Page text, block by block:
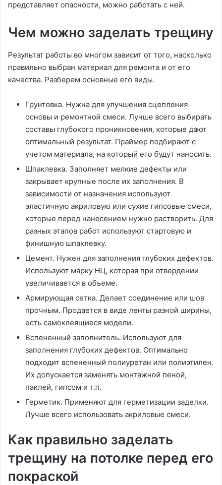
представляет опасности, можно работать с ней.
Чем можно заделать трещину
Результат работы во многом зависит от того, насколько
правильно выбран материал для ремонта и от его
качества. Разберем основные его виды.
Грунтовка. Нужна для улучшения сцепления
основы и ремонтной смеси. Лучше всего выбирать
составы глубокого проникновения, которые дают
оптимальный результат. Праймер подбирают с
учетом материала, на который его будут наносить.
Шпаклевка. Заполняет мелкие дефекты или
закрывает крупные после их заполнения. В
зависимости от назначения используют
эластичную акриловую или сухие гипсовые смеси,
которые перед нанесением нужно растворить. Для
разных этапов работ используют стартовую и
финишную шпаклевку.
Цемент. Нужен для заполнения глубоких дефектов.
Используют марку НЦ, которая при отвердении
увеличивается в объеме.
Армирующая сетка. Делает соединение или шов
прочным. Продается в виде ленты разной ширины,
есть самоклеящиеся модели.
Вспененный заполнитель. Используют для
заполнения глубоких дефектов. Оптимально
подходит вспененный полиуретан или полиэтилен.
Их допускается заменять монтажной пеной,
паклей, гипсом и т.п.
Герметик. Применяют для герметизации заделки.
Лучше всего использовать акриловые смеси.
Как правильно заделать
трещину на потолке перед его
покраской